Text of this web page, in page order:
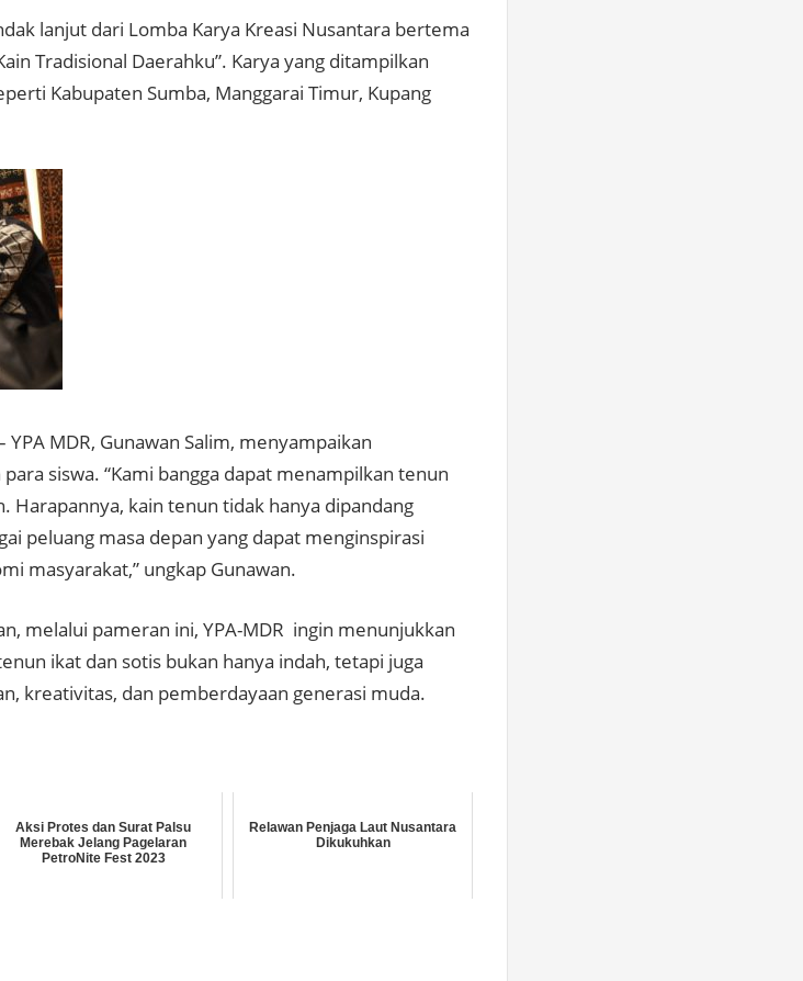
lanjut dari Lomba Karya Kreasi Nusantara bertema
Tradisional Daerahku”. Karya yang ditampilkan
Kabupaten Sumba, Manggarai Timur, Kupang
YPA MDR, Gunawan Salim, menyampaikan
siswa. “Kami bangga dapat menampilkan tenun
Harapannya, kain tenun tidak hanya dipandang
peluang masa depan yang dapat menginspirasi
masyarakat,” ungkap Gunawan.
melalui pameran ini, YPA-MDR ingin menunjukkan
ikat dan sotis bukan hanya indah, tetapi juga
kreativitas, dan pemberdayaan generasi muda.
Aksi Protes dan Surat Palsu
Merebak Jelang Pagelaran
PetroNite Fest 2023
Relawan Penjaga Laut Nusantara
Dikukuhkan